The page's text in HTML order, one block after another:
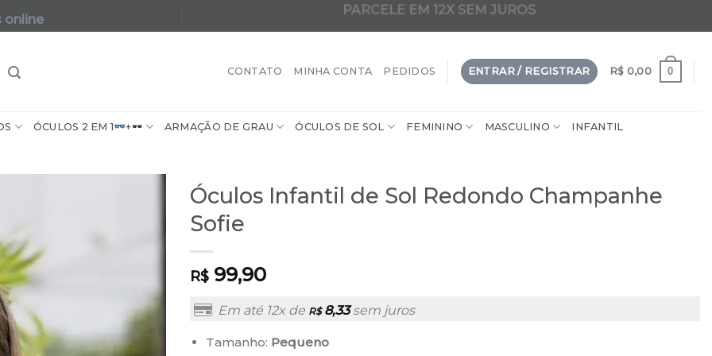
online
PARCELE EM 12X SEM JUROS
CONTATO MINHA CONTA PEDIDOS ENTRAR / REGISTRAR R$ 0,00 0
ÓCULOS 2 EM 1 + ARMAÇÃO DE GRAU ÓCULOS DE SOL FEMININO MASCULINO INFANTIL
Óculos Infantil de Sol Redondo Champanhe
Sofie
R$ 99,90
Em até 12x de R$8,33sem juros
Tamanho: Pequeno